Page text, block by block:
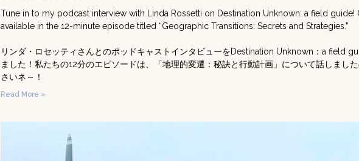
Tune in to my podcast interview with Linda Rossetti on Destination Unknown: a field guide!
available in the 12-minute episode titled “Geographic Transitions: Secrets and Strategies.”
リンダ・ロセッティさんとのポッドキャストインタビューをDestination Unknown：a field
ました！私たちの12分のエピソードは、「地理的変遷：秘訣と行動計画」について話しまし
さいネ～！
Read More »